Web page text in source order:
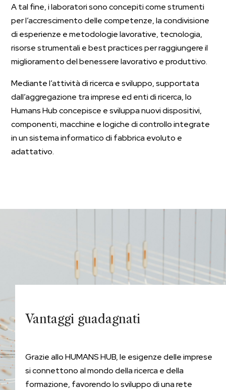
A tal fine, i laboratori sono concepiti come strumenti
per l’accrescimento delle competenze, la condivisione
di esperienze e metodologie lavorative, tecnologia,
risorse strumentali e best practices per raggiungere il
miglioramento del benessere lavorativo e produttivo.
Mediante l’attività di ricerca e sviluppo, supportata
dall’aggregazione tra imprese ed enti di ricerca, lo
Humans Hub concepisce e sviluppa nuovi dispositivi,
componenti, macchine e logiche di controllo integrate
in un sistema informatico di fabbrica evoluto e
adattativo.
Vantaggi guadagnati
Grazie allo HUMANS HUB, le esigenze delle imprese
si connettono al mondo della ricerca e della
formazione, favorendo lo sviluppo di una rete